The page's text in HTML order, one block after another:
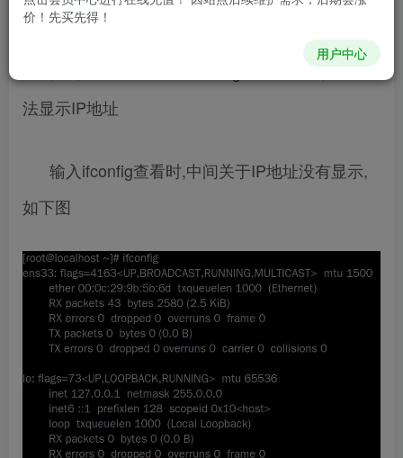
机
问题:在Linux上通过ifconfig查看IP地址,结果无
法显示IP地址
输入ifconfig查看时,中间关于IP地址没有显示,
如下图
价！先买先得！
用户中心